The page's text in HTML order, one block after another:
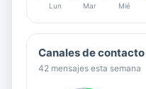
Lun Mar Mié
Canales de contacto
42 mensajes esta semana